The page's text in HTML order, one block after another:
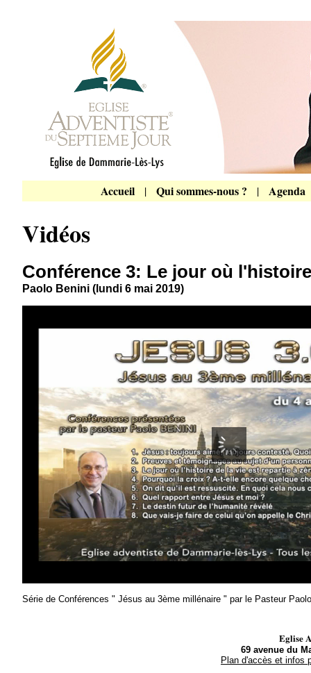
Accueil| Qui sommes-nous ? | Agenda
Vidéos
Conférence 3: Le jour où
Paolo Benini (lundi 6 mai 2019)
Série de Conférences " Jésus au 3ème millénaire " par le Pasteur
Eglise
69 avenue du
Plan d'accès et infos